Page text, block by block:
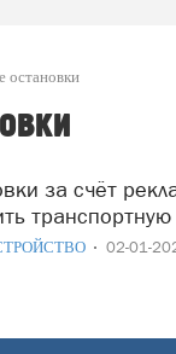
остановки
02-01-